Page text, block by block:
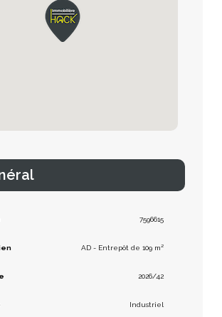
7596615
AD - Entrepôt de 109 m²
2026/42
Industriel